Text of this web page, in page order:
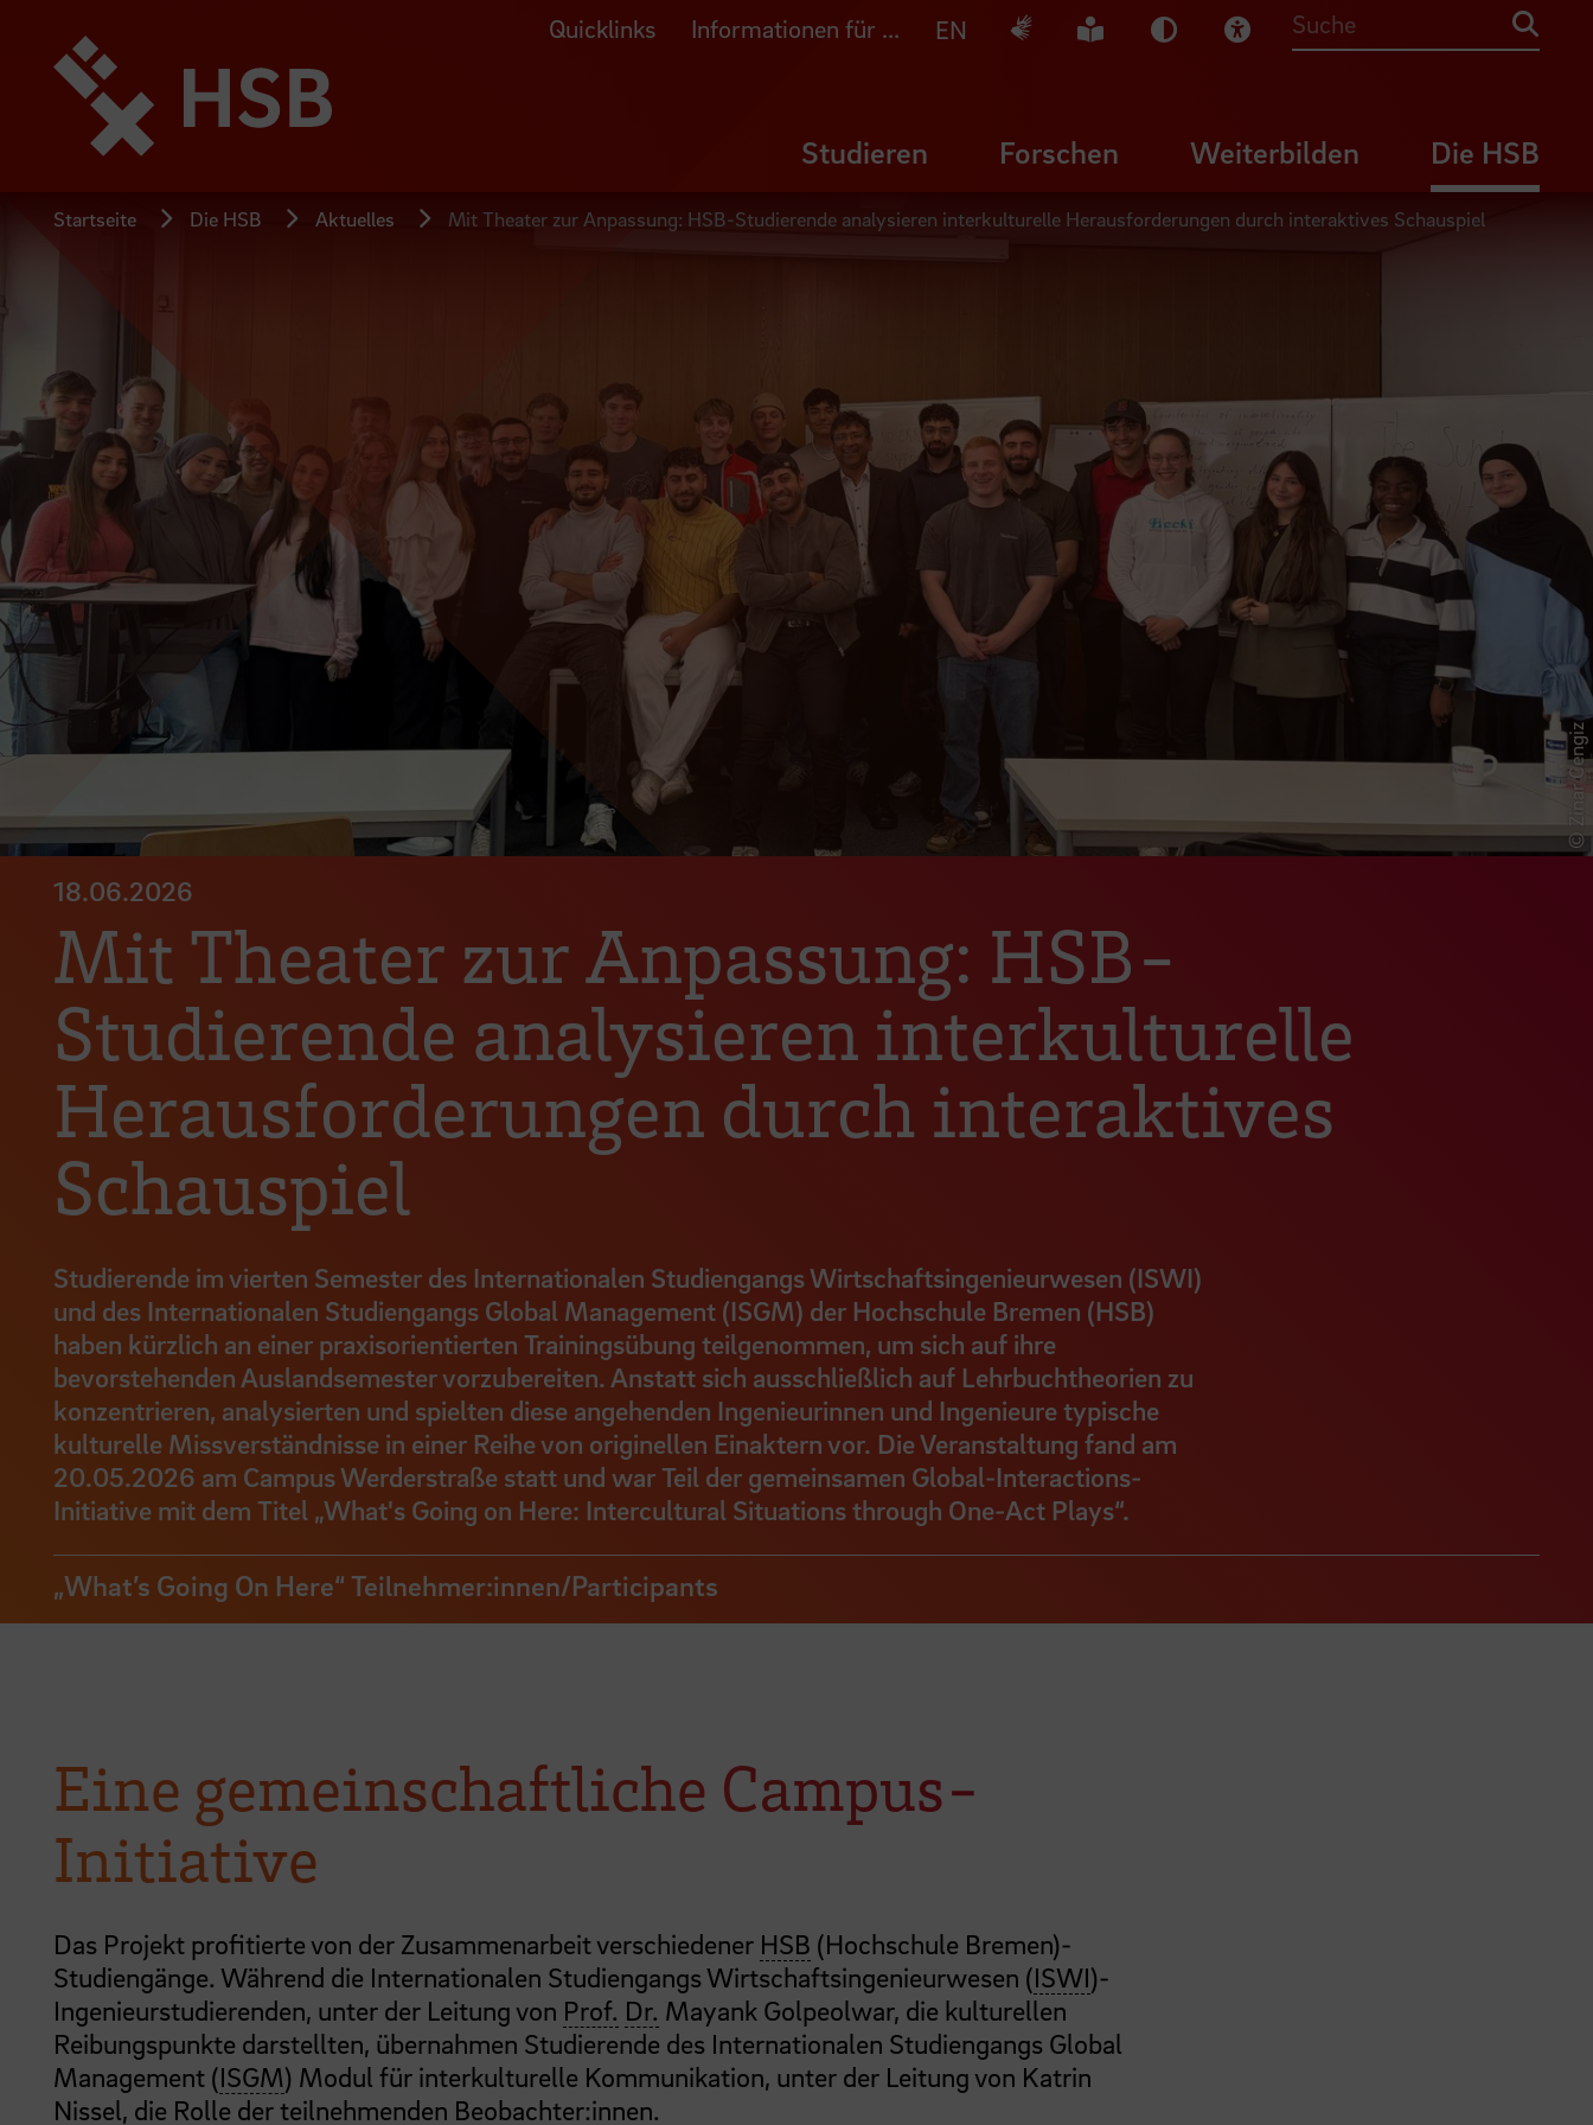
Seiteninhalt
springen
Quicklinks Informationen für ... EN Deutsche Gebärdensprache
Leichte Sprache
Dunkel-Modus
Visuelle Hilfe
Suche
Studieren Forschen Weiterbilden Die HSB
Startseite Die HSB Aktuelles Mit Theater zur Anpassung: HSB-Studierende analysieren interkulturelle Herausforderungen durch interaktives Schauspiel
© Zinar Cengiz
18.06.2026
Mit Theater zur Anpassung: HSB-
Studierende analysieren interkulturelle
Herausforderungen durch interaktives
Schauspiel
Studierende im vierten Semester des Internationalen Studiengangs Wirtschaftsingenieurwesen (ISWI)
und des Internationalen Studiengangs Global Management (ISGM) der Hochschule Bremen (HSB)
haben kürzlich an einer praxisorientierten Trainingsübung teilgenommen, um sich auf ihre
bevorstehenden Auslandsemester vorzubereiten. Anstatt sich ausschließlich auf Lehrbuchtheorien zu
konzentrieren, analysierten und spielten diese angehenden Ingenieurinnen und Ingenieure typische
kulturelle Missverständnisse in einer Reihe von originellen Einaktern vor. Die Veranstaltung fand am
20.05.2026 am Campus Werderstraße statt und war Teil der gemeinsamen Global-Interactions-
Initiative mit dem Titel „What's Going on Here: Intercultural Situations through One-Act Plays“.
„What’s Going On Here“ Teilnehmer:innen/Participants
Eine gemeinschaftliche Campus-
Initiative
Das Projekt profitierte von der Zusammenarbeit verschiedener HSB (Hochschule Bremen)-
Studiengänge. Während die Internationalen Studiengangs Wirtschaftsingenieurwesen (ISWI)-
Ingenieurstudierenden, unter der Leitung von Prof. Dr. Mayank Golpeolwar, die kulturellen
Reibungspunkte darstellten, übernahmen Studierende des Internationalen Studiengangs Global
Management (ISGM) Modul für interkulturelle Kommunikation, unter der Leitung von Katrin
Nissel, die Rolle der teilnehmenden Beobachter:innen.